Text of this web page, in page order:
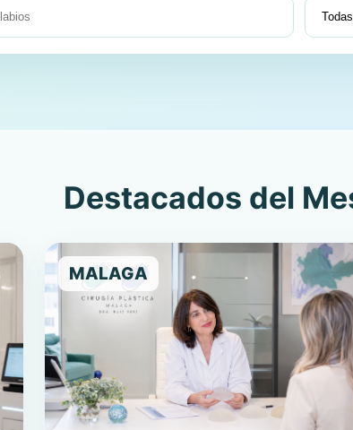
Destacados del
MALAGA